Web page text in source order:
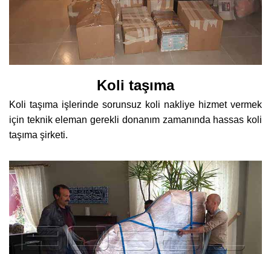
Koli taşıma
Koli taşıma işlerinde sorunsuz koli nakliye hizmet vermek
için teknik eleman gerekli donanım zamanında hassas koli
taşıma şirketi.